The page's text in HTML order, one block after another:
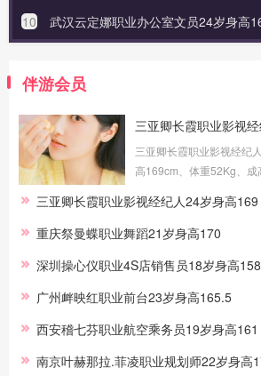
10 武汉云定娜职业办公室文员24岁身高
伴游会员
三亚卿长霞职业影视
三亚卿长霞职业影视经纪
高169cm、体重52Kg、
做过礼仪、采购、试吃员
历，让伴游服务更顺手。
三亚卿长霞职业影视经纪人24岁身高169
重庆祭曼蝶职业舞蹈21岁身高170
深圳操心仪职业4S店销售员18岁身高
广州衅映红职业前台23岁身高165.5
西安稽七芬职业航空乘务员19岁身高161
南京叶赫那拉.菲凌职业规划师22岁身高